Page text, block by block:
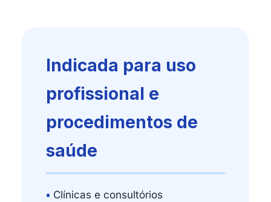
Indicada para uso
profissional e
procedimentos de
saúde
• Clínicas e consultórios